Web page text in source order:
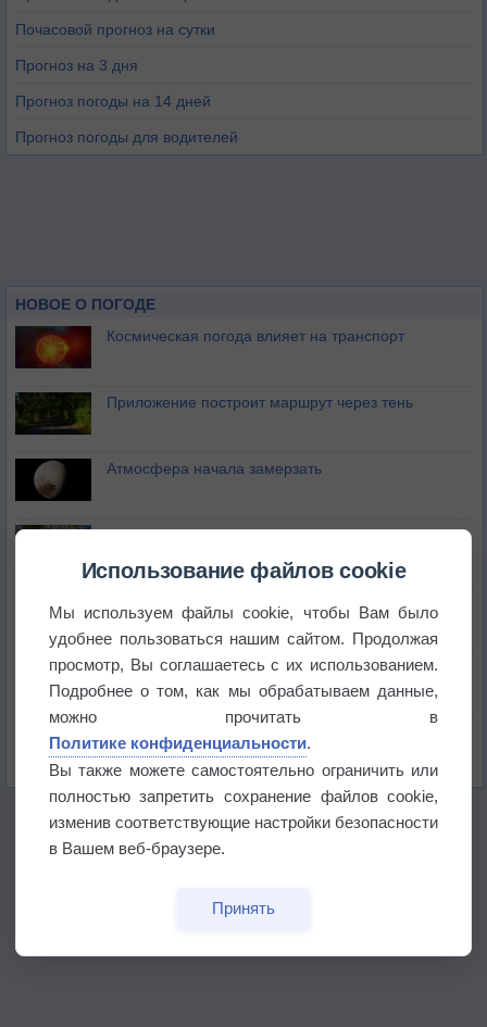
Почасовой прогноз на сутки
Прогноз на 3 дня
Прогноз погоды на 14 дней
Прогноз погоды для водителей
НОВОЕ О ПОГОДЕ
Космическая погода влияет на транспорт
Приложение построит маршрут через тень
Атмосфера начала замерзать
В Приморье обнаружены морские волны тепла
бабочек
Погода в Екатеринбурге 6 августа
Погода в Краснодаре 6 августа
Использование файлов cookie
Мы используем файлы cookie, чтобы Вам было
удобнее пользоваться нашим сайтом. Продолжая
просмотр, Вы соглашаетесь с их использованием.
Подробнее о том, как мы обрабатываем данные,
можно прочитать в
Политике конфиденциальности.
Вы также можете самостоятельно ограничить или
полностью запретить сохранение файлов cookie,
изменив соответствующие настройки безопасности
в Вашем веб-браузере.
Принять